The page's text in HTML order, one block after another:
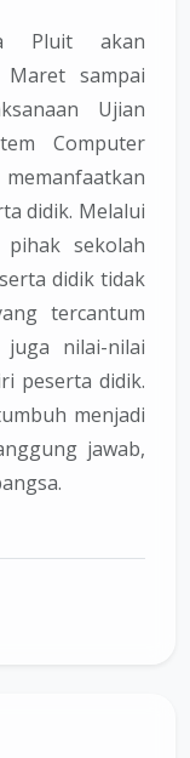
Pluit akan
sampai
Ujian
Computer
didik. Melalui
sekolah
didik tidak
tercantum
nilai-nilai
peserta didik.
menjadi
jawab,